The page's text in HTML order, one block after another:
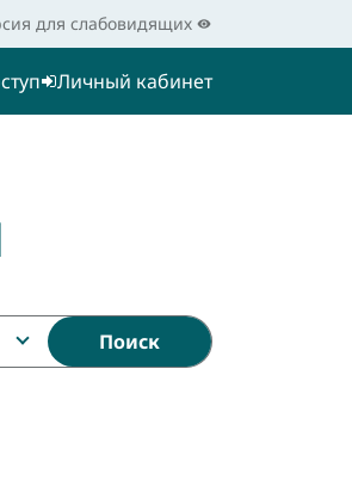
для слабовидящих
Личный кабинет
Поиск